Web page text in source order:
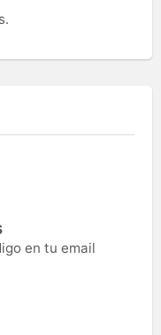
en tu email